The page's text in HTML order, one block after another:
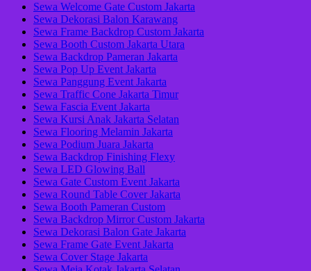
Sewa Welcome Gate Custom Jakarta
Sewa Dekorasi Balon Karawang
Sewa Frame Backdrop Custom Jakarta
Sewa Booth Custom Jakarta Utara
Sewa Backdrop Pameran Jakarta
Sewa Pop Up Event Jakarta
Sewa Panggung Event Jakarta
Sewa Traffic Cone Jakarta Timur
Sewa Fascia Event Jakarta
Sewa Kursi Anak Jakarta Selatan
Sewa Flooring Melamin Jakarta
Sewa Podium Juara Jakarta
Sewa Backdrop Finishing Flexy
Sewa LED Glowing Ball
Sewa Gate Custom Event Jakarta
Sewa Round Table Cover Jakarta
Sewa Booth Pameran Custom
Sewa Backdrop Mirror Custom Jakarta
Sewa Dekorasi Balon Gate Jakarta
Sewa Frame Gate Event Jakarta
Sewa Cover Stage Jakarta